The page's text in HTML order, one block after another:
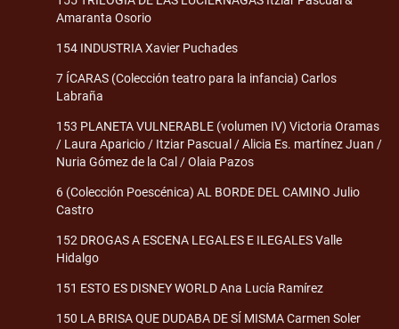
Amaranta Osorio
154 INDUSTRIA Xavier Puchades
7 ÍCARAS (Colección teatro para la infancia) Carlos
Labraña
153 PLANETA VULNERABLE (volumen IV) Victoria Oramas
/ Laura Aparicio / Itziar Pascual / Alicia Es. martínez Juan /
Nuria Gómez de la Cal / Olaia Pazos
6 (Colección Poescénica) AL BORDE DEL CAMINO Julio
Castro
152 DROGAS A ESCENA LEGALES E ILEGALES Valle
Hidalgo
151 ESTO ES DISNEY WORLD Ana Lucía Ramírez
150 LA BRISA QUE DUDABA DE SÍ MISMA Carmen Soler